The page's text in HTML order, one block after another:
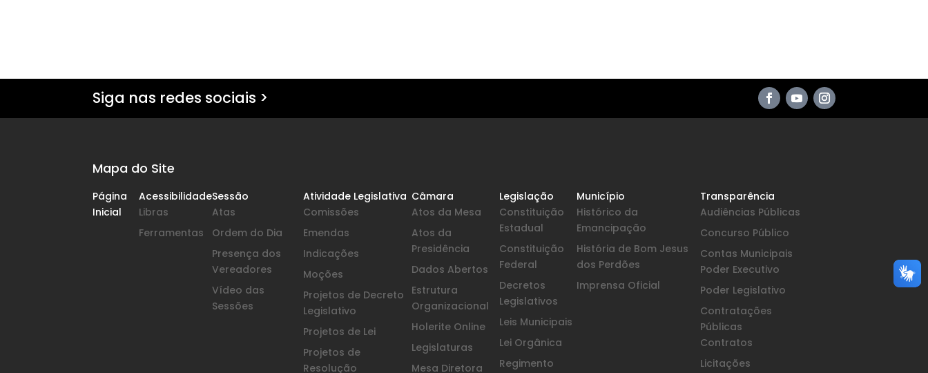
Siga nas redes sociais >
Mapa do Site
Página
Inicial
Acessibilidade
Libras
Ferramentas
Sessão
Atas
Ordem do Dia
Presença dos
Vereadores
Vídeo das
Sessões
Atividade Legislativa
Comissões
Emendas
Indicações
Moções
Projetos de Decreto
Legislativo
Projetos de Lei
Projetos de
Resolução
Câmara
Atos da Mesa
Atos da
Presidência
Dados Abertos
Estrutura
Organizacional
Holerite Online
Legislaturas
Mesa Diretora
Legislação
Constituição
Estadual
Constituição
Federal
Decretos
Legislativos
Leis Municipais
Lei Orgânica
Regimento
Município
Histórico da
Emancipação
História de Bom Jesus
dos Perdões
Imprensa Oficial
Transparência
Audiências Públicas
Concurso Público
Contas Municipais
Poder Executivo
Poder Legislativo
Contratações
Públicas
Contratos
Licitações